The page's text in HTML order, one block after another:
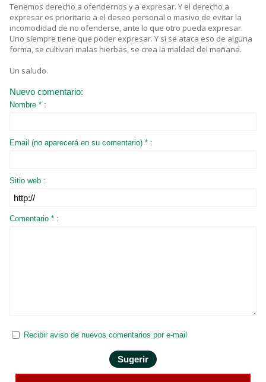
Tenemos derecho a ofendernos y a expresar. Y el derecho a
expresar es prioritario a el deseo personal o masivo de evitar la
incomodidad de no ofenderse, ante lo que otro pueda expresar.
Uno siempre tiene que poder expresar. Y si se ataca eso de alguna
forma, se cultivan malas hierbas, se crea la maldad del mañana.
Un saludo.
Nuevo comentario:
Nombre * :
Email (no aparecerá en su comentario) * :
Sitio web :
Comentario * :
Recibir aviso de nuevos comentarios por e-mail